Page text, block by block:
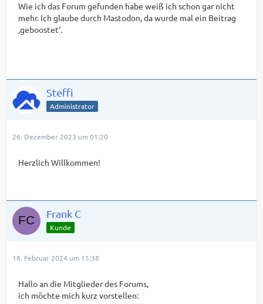
Wie ich das Forum gefunden habe weiß ich schon gar nicht
mehr. Ich glaube durch Mastodon, da wurde mal ein Beitrag
‚geboostet‘.
Steffi
Administrator
26. Dezember 2023 um 01:20
Herzlich Willkommen!
Frank C
Kunde
18. Februar 2024 um 15:38
Hallo an die Mitglieder des Forums,
ich möchte mich kurz vorstellen: